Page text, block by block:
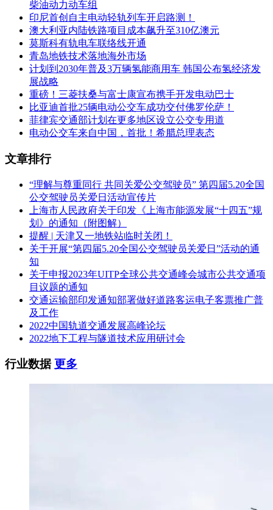
柴油动力动车组
印尼首创自主电动轻轨列车开启路测！
澳大利亚内陆铁路项目成本飙升至310亿澳元
莫斯科有轨电车联络线开通
青岛地铁技术落地海外市场
计划到2030年普及3万辆氢能商用车 韩国公布氢经济发
展战略
重磅！三菱扶桑与富士康宣布携手开发电动巴士
比亚迪首批25辆电动公交车成功交付佛罗伦萨！
菲律宾交通部计划在更多地区设立公交专用道
电动公交车来自中国，首批！希腊总理表态
文章排行
“理解与尊重同行 共同关爱公交驾驶员” 第四届5.20全国
公交驾驶员关爱日活动宣传片
上海市人民政府关于印发《上海市能源发展“十四五”规
划》的通知（附图解）
提醒 | 天津又一地铁站临时关闭！
关于开展“第四届5.20全国公交驾驶员关爱日”活动的通
知
关于申报2023年UITP全球公共交通峰会城市公共交通项
目议题的通知
交通运输部印发通知部署做好道路客运电子客票推广普
及工作
2022中国轨道交通发展高峰论坛
2022地下工程与隧道技术应用研讨会
行业数据更多